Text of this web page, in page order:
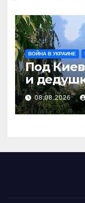
ВОЙНА В УКРАИНЕ
Под
и
вновь
08.08.2026